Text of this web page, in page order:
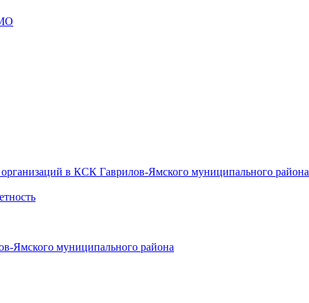
в КСК Гаврилов-Ямского муниципального района
Ямского муниципального района